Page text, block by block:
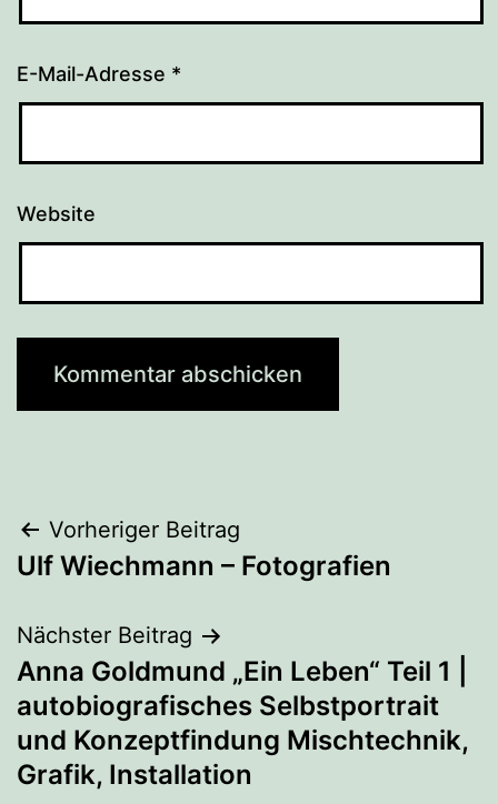
E-Mail-Adresse *
Website
Beitragsnavigation
Vorheriger Beitrag
Ulf Wiechmann – Fotografien
Nächster Beitrag
Anna Goldmund „Ein Leben“ Teil 1 |
autobiografisches Selbstportrait
und Konzeptfindung Mischtechnik,
Grafik, Installation